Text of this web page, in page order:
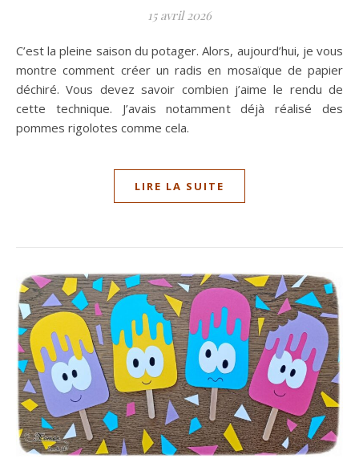
15 avril 2026
C’est la pleine saison du potager. Alors, aujourd’hui, je vous
montre comment créer un radis en mosaïque de papier
déchiré. Vous devez savoir combien j’aime le rendu de
cette technique. J’avais notamment déjà réalisé des
pommes rigolotes comme cela.
LIRE LA SUITE